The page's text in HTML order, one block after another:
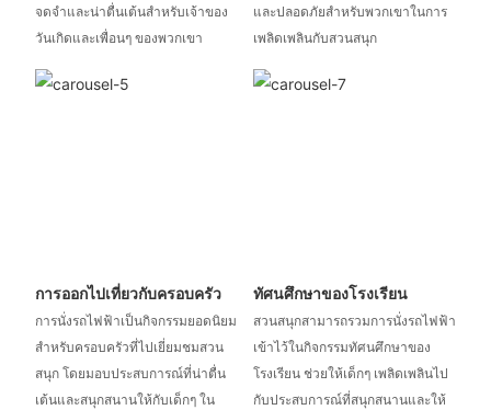
จดจำและน่าตื่นเต้นสำหรับเจ้าของ
วันเกิดและเพื่อนๆ ของพวกเขา
และปลอดภัยสำหรับพวกเขาในการ
เพลิดเพลินกับสวนสนุก
การออกไปเที่ยวกับครอบครัว
การนั่งรถไฟฟ้าเป็นกิจกรรมยอดนิยม
สำหรับครอบครัวที่ไปเยี่ยมชมสวน
สนุก โดยมอบประสบการณ์ที่น่าตื่น
เต้นและสนุกสนานให้กับเด็กๆ ใน
ทัศนศึกษาของโรงเรียน
สวนสนุกสามารถรวมการนั่งรถไฟฟ้า
เข้าไว้ในกิจกรรมทัศนศึกษาของ
โรงเรียน ช่วยให้เด็กๆ เพลิดเพลินไป
กับประสบการณ์ที่สนุกสนานและให้